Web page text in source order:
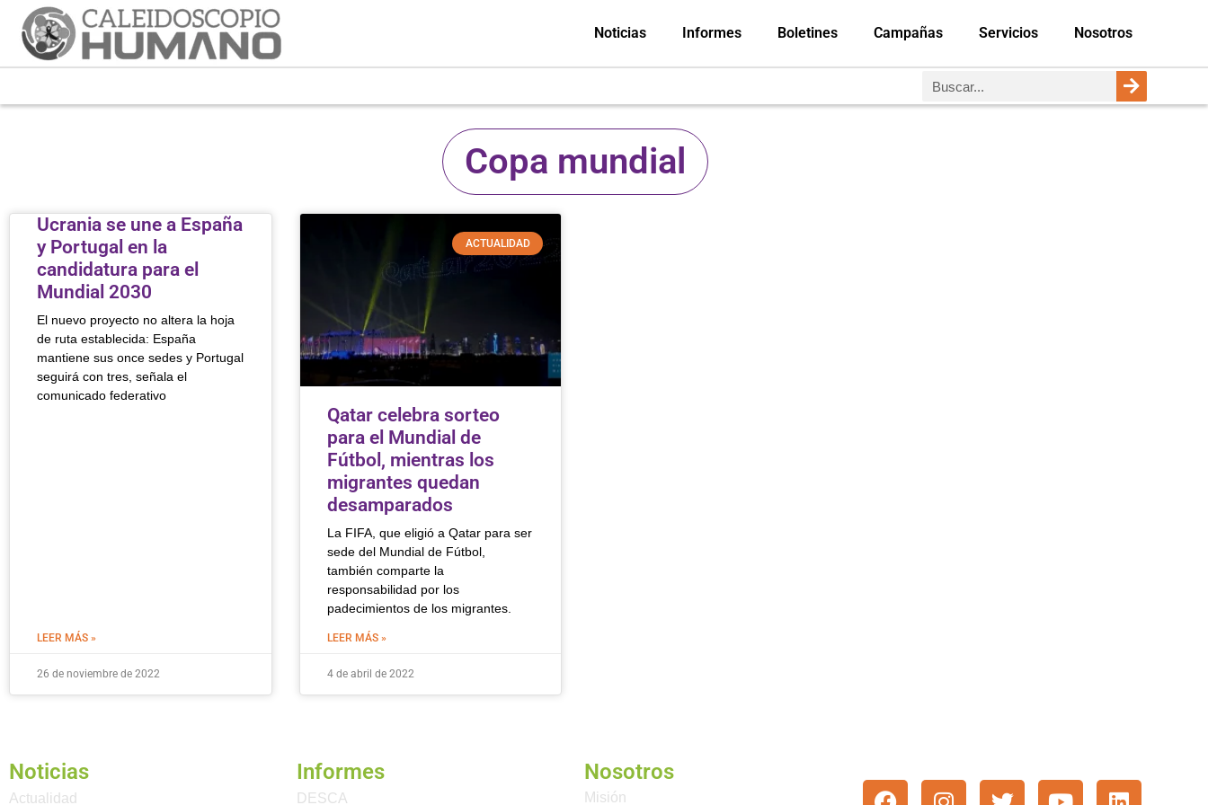
Noticias Informes Boletines Campañas Servicios Nosotros
Copa mundial
Ucrania se une a España
y Portugal en la
candidatura para el
Mundial 2030
El nuevo proyecto no altera la hoja
de ruta establecida: España
mantiene sus once sedes y Portugal
seguirá con tres, señala el
comunicado federativo
LEER MÁS »
26 de noviembre de 2022
ACTUALIDAD
Qatar celebra sorteo
para el Mundial de
Fútbol, mientras los
migrantes quedan
desamparados
La FIFA, que eligió a Qatar para ser
sede del Mundial de Fútbol,
también comparte la
responsabilidad por los
padecimientos de los migrantes.
LEER MÁS »
4 de abril de 2022
Noticias
Actualidad
Informes
DESCA
Nosotros
Misión